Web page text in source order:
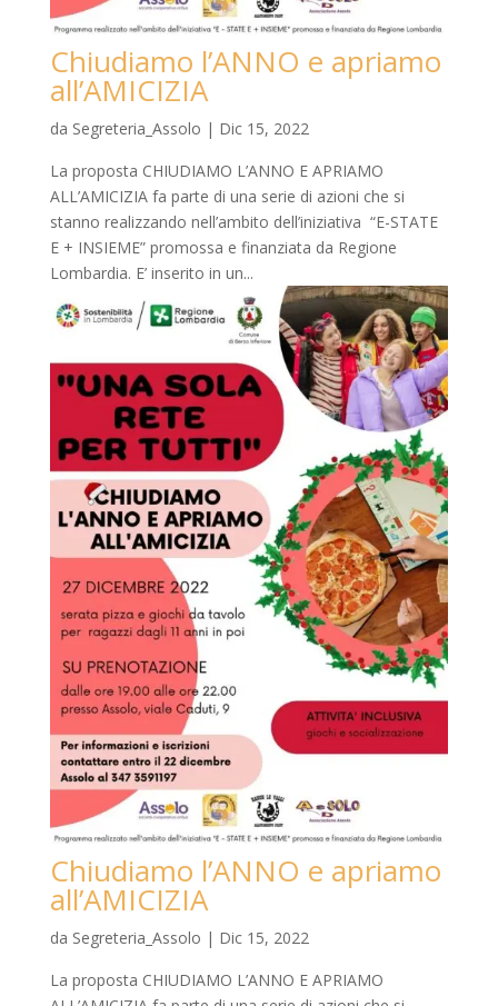
Chiudiamo l’ANNO e apriamo
all’AMICIZIA
da Segreteria_Assolo | Dic 15, 2022
La proposta CHIUDIAMO L’ANNO E APRIAMO
ALL’AMICIZIA fa parte di una serie di azioni che si
stanno realizzando nell’ambito dell’iniziativa “E-STATE
E + INSIEME” promossa e finanziata da Regione
Lombardia. E’ inserito in un...
Chiudiamo l’ANNO e apriamo
all’AMICIZIA
da Segreteria_Assolo | Dic 15, 2022
La proposta CHIUDIAMO L’ANNO E APRIAMO